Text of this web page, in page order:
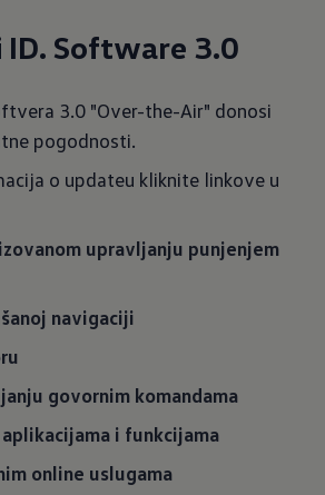
ID. Software 3.0
3.0 "Over-the-Air" donosi
pogodnosti.
o updateu kliknite linkove u
upravljanju punjenjem
navigaciji
govornim komandama
i funkcijama
online uslugama